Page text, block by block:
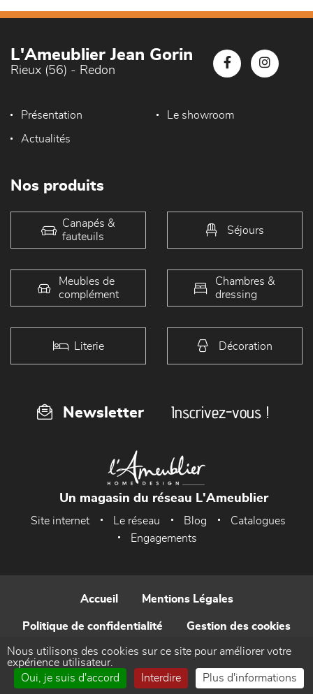
L'Ameublier Jean Gorin
Rieux (56) - Redon
Présentation Le showroom
Actualités
Nos produits
Canapés &
fauteuils
Séjours
Meubles de
complément
Chambres &
dressing
Literie Décoration
Newsletter Inscrivez-vous !
Un magasin du réseau L'Ameublier
Site internet Le réseau Blog
Catalogues
Engagements
Accueil Mentions Légales
Politique de confidentialité Gestion des cookies
Contact
Nous utilisons des cookies sur ce site pour améliorer votre
expérience utilisateur.
Oui, je suis d'accord
Interdire Plus d'informations